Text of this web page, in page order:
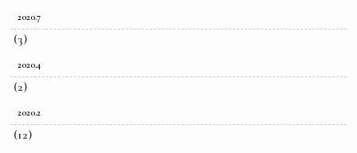
2020.7
(3)
2020.4
(2)
2020.2
(12)